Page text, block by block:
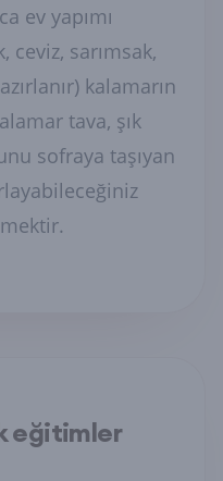
ev yapımı
ceviz, sarımsak,
kalamarın
tava, şık
sofraya taşıyan
eğitimler